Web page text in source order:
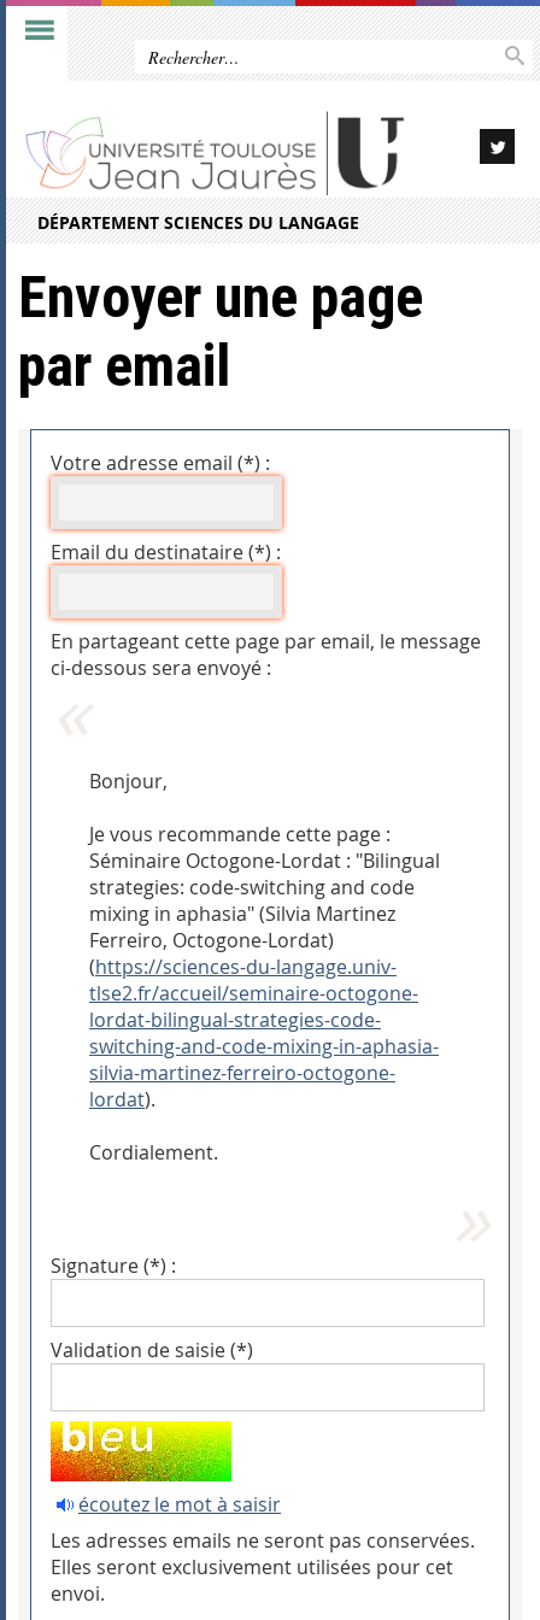
DÉPARTEMENT SCIENCES DU LANGAGE
Envoyer une page
par email
Votre adresse email (*) :
Email du destinataire (*) :
En partageant cette page par email, le message
ci-dessous sera envoyé :
Bonjour,
Je vous recommande cette page :
Séminaire Octogone-Lordat : "Bilingual
strategies: code-switching and code
mixing in aphasia" (Silvia Martinez
Ferreiro, Octogone-Lordat)
(https://sciences-du-langage.univ-
tlse2.fr/accueil/seminaire-octogone-
lordat-bilingual-strategies-code-
switching-and-code-mixing-in-aphasia-
silvia-martinez-ferreiro-octogone-
lordat).
Cordialement.
Signature (*) :
Validation de saisie (*)
écoutez le mot à saisir
Les adresses emails ne seront pas conservées.
Elles seront exclusivement utilisées pour cet
envoi.